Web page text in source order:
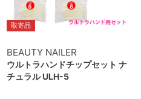
取寄品
BEAUTY NAILER
ウルトラハンドチップセット ナ
チュラル ULH-5